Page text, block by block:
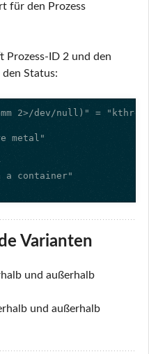
für den Prozess
Prozess-ID 2 und den
den Status:
Varianten
und außerhalb
und außerhalb